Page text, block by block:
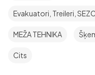
Evakuatori, Treileri,
MEŽA TEHNIKA
Cits